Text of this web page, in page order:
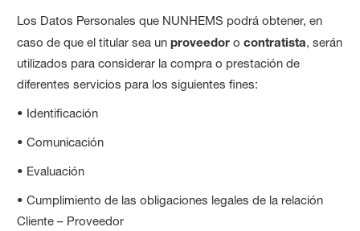
Los Datos Personales que NUNHEMS podrá obtener, en
caso de que el titular sea un proveedorocontratista, serán
utilizados para considerar la compra o prestación de
diferentes servicios para los siguientes fines:
• Identificación
• Comunicación
• Evaluación
• Cumplimiento de las obligaciones legales de la relación
Cliente – Proveedor